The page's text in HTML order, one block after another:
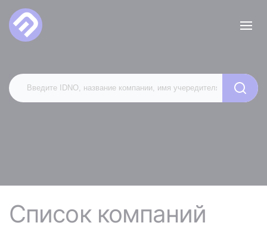
Список компаний